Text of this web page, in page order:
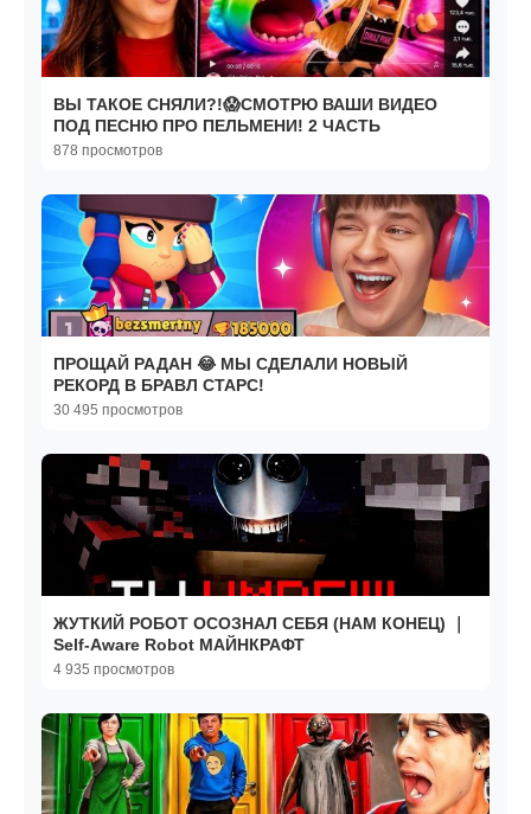
ВЫ ТАКОЕ СНЯЛИ?!😱СМОТРЮ ВАШИ ВИДЕО
ПОД ПЕСНЮ ПРО ПЕЛЬМЕНИ! 2 ЧАСТЬ
878 просмотров
ПРОЩАЙ РАДАН 😂 МЫ СДЕЛАЛИ НОВЫЙ
РЕКОРД В БРАВЛ СТАРС!
30 495 просмотров
ЖУТКИЙ РОБОТ ОСОЗНАЛ СЕБЯ (НАМ КОНЕЦ) ｜
Self-Aware Robot МАЙНКРАФТ
4 935 просмотров